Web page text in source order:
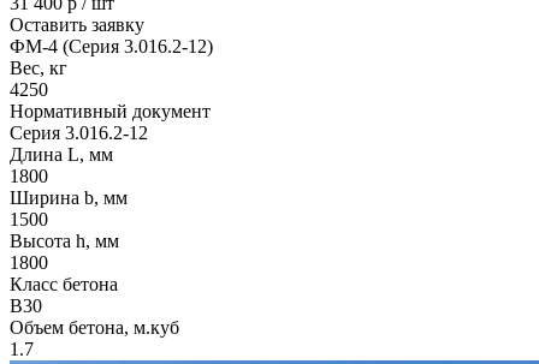
Оставить заявку
ФМ-4 (Серия 3.016.2-12)
Вес, кг
4250
Нормативный документ
Серия 3.016.2-12
Длина L, мм
1800
Ширина b, мм
1500
Высота h, мм
1800
Класс бетона
B30
Объем бетона, м.куб
1.7